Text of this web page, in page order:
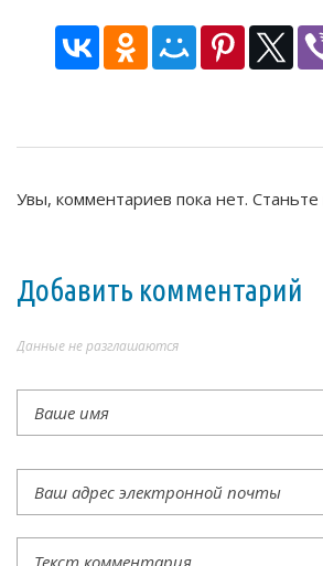
Увы, комментариев пока нет.
Добавить комментарий
Данные не разглашаются